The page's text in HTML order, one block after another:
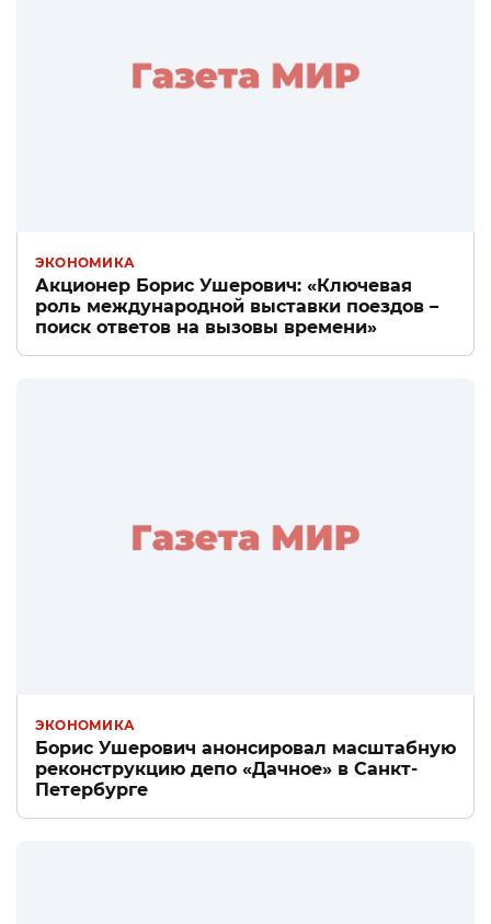
ЭКОНОМИКА
Акционер Борис Ушерович: «Ключевая
роль международной выставки поездов –
поиск ответов на вызовы времени»
ЭКОНОМИКА
Борис Ушерович анонсировал масштабную
реконструкцию депо «Дачное» в Санкт-
Петербурге